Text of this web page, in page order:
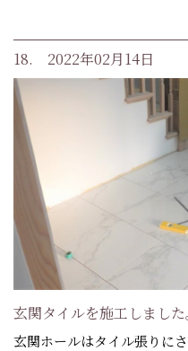
18. 2022年02月14日
玄関タイルを施工しました
玄関ホールはタイル張りに